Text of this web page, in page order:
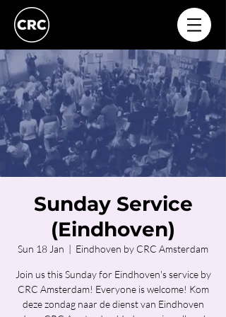
Sunday Service
(Eindhoven)
Sun 18 Jan
  |
Eindhoven by CRC Amsterdam
Join us this Sunday for Eindhoven's service by
CRC Amsterdam! Everyone is welcome! Kom
deze zondag naar de dienst van Eindhoven